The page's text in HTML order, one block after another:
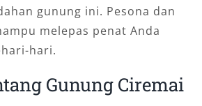
gunung ini. Pesona dan
melepas penat Anda
hari.
Gunung Ciremai